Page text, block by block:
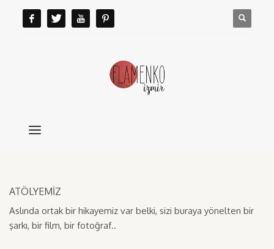
ATÖLYEMİZ
Aslında ortak bir hikayemiz var belki, sizi buraya yönelten bir
şarkı, bir film, bir fotoğraf..